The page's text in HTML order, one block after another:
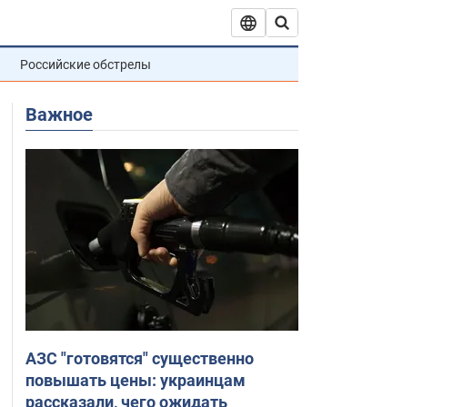
Российские обстрелы
Важное
АЗС "готовятся" существенно
повышать цены: украинцам
рассказали, чего ожидать